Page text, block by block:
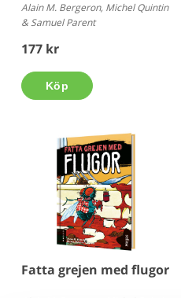
Alain M. Bergeron, Michel Quintin
& Samuel Parent
177 kr
Köp
Fatta grejen med flugor